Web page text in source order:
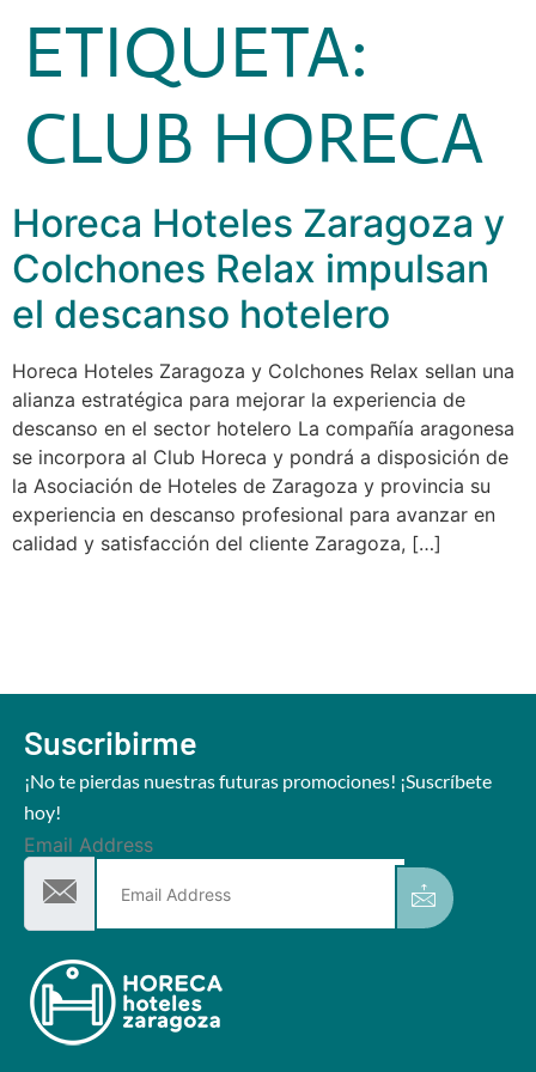
ETIQUETA:
CLUB HORECA
Horeca Hoteles Zaragoza y
Colchones Relax impulsan
el descanso hotelero
Horeca Hoteles Zaragoza y Colchones Relax sellan una
alianza estratégica para mejorar la experiencia de
descanso en el sector hotelero La compañía aragonesa
se incorpora al Club Horeca y pondrá a disposición de
la Asociación de Hoteles de Zaragoza y provincia su
experiencia en descanso profesional para avanzar en
calidad y satisfacción del cliente Zaragoza, […]
Suscribirme
¡No te pierdas nuestras futuras promociones! ¡Suscríbete
hoy!
Email Address